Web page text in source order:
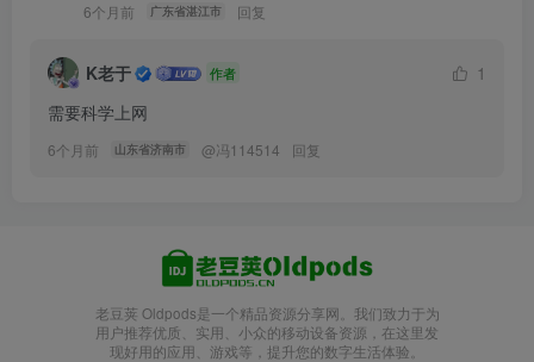
6个月前 广东省湛江市 回复
K老于 作者
1
需要科学上网
6个月前 山东省济南市 @冯114514 回复
老豆荚 Oldpods是一个精品资源分享网。我们致力于为
用户推荐优质、实用、小众的移动设备资源，在这里发
现好用的应用、游戏等，提升您的数字生活体验。